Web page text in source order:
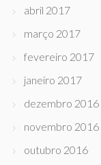
abril 2017
março 2017
fevereiro 2017
janeiro 2017
dezembro 2016
novembro 2016
outubro 2016